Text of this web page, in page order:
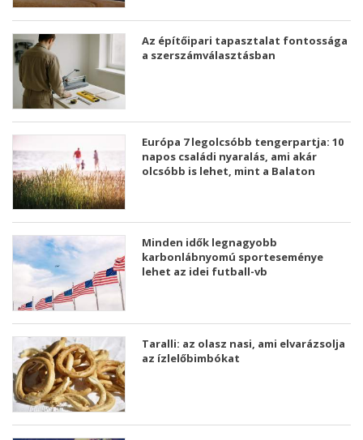
Az építőipari tapasztalat fontossága
a szerszámválasztásban
Európa 7 legolcsóbb tengerpartja: 10
napos családi nyaralás, ami akár
olcsóbb is lehet, mint a Balaton
Minden idők legnagyobb
karbonlábnyomú sporteseménye
lehet az idei futball-vb
Taralli: az olasz nasi, ami elvarázsolja
az ízlelőbimbókat